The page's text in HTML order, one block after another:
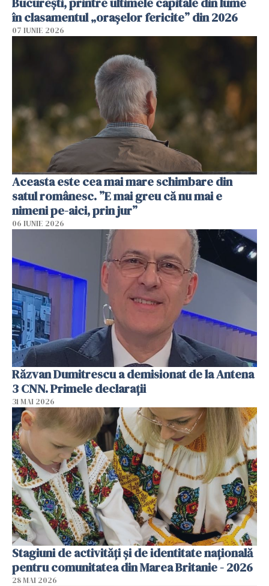
în clasamentul „orașelor fericite” din 2026
07 IUNIE 2026
Aceasta este cea mai mare schimbare din
satul românesc. ”E mai greu că nu mai e
nimeni pe-aici, prin jur”
06 IUNIE 2026
Răzvan Dumitrescu a demisionat de la Antena
3 CNN. Primele declarații
31 MAI 2026
Stagiuni de activități și de identitate națională
pentru comunitatea din Marea Britanie - 2026
28 MAI 2026